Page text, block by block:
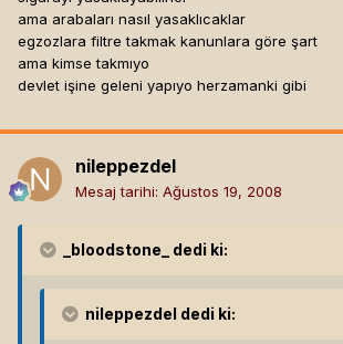
ama arabaları nasıl yasaklıcaklar
egzozlara filtre takmak kanunlara göre şart
ama kimse takmıyo
devlet işine geleni yapıyo herzamanki gibi
nileppezdel
Mesaj tarihi: Ağustos 19, 2008
_bloodstone_ dedi ki:
nileppezdel dedi ki: